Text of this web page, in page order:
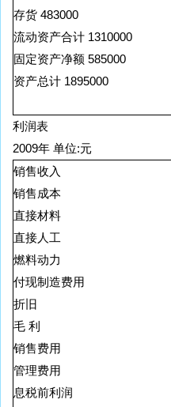
存货 483000
流动资产合计 1310000
固定资产净额 585000
资产总计 1895000
利润表
2009年 单位:元
销售收入
销售成本
直接材料
直接人工
燃料动力
付现制造费用
折旧
毛 利
销售费用
管理费用
息税前利润